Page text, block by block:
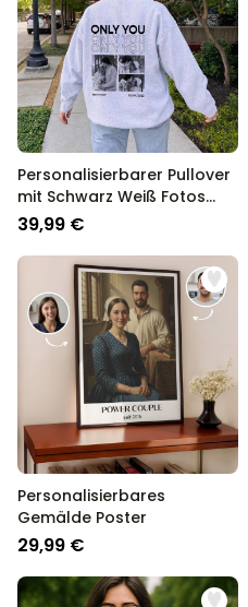
Personalisierbarer Pullover
mit Schwarz Weiß Fotos
und Text
39,99 €
Personalisierbares
Gemälde Poster
29,99 €